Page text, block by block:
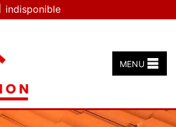
indisponible
MENU